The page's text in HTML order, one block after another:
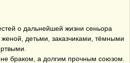
о дальнейшей жизни сеньора
детьми, заказчиками, тёмными
не браком, а долгим прочным союзом.